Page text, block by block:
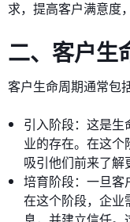
求，提高客户满意度
二、客户生
客户生命周期通常包
引入阶段：这是
业的存在。在这个
吸引他们前来了解
培育阶段：一旦客
在这个阶段，企业